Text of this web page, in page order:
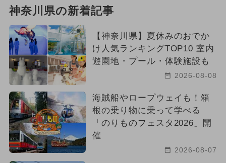
神奈川県の新着記事
【神奈川県】夏休みのおでか
け人気ランキングTOP10 室内
遊園地・プール・体験施設も
2026-08-08
海賊船やロープウェイも！箱
根の乗り物に乗って学べる
「のりものフェスタ2026」開
催
2026-08-07